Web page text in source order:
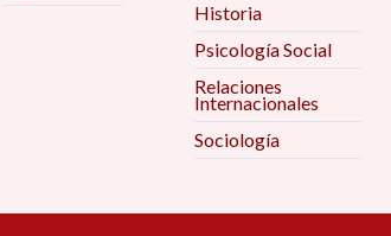
Historia
Psicología Social
Relaciones
Internacionales
Sociología